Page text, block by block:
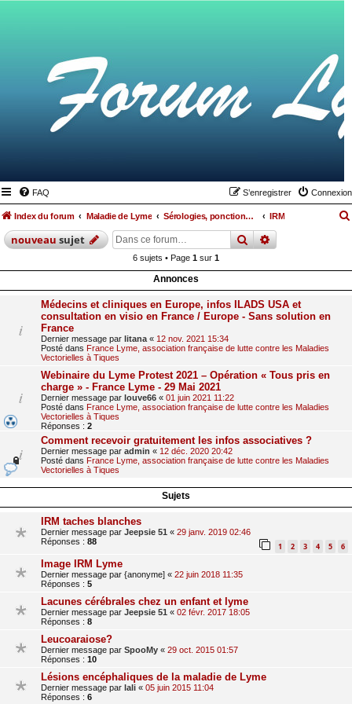
FAQ Connexion
S’enregistrer
Index du forum Maladie de Lyme Sérologies, ponctions lombaires, IRM et autres examens IRM
nouveausujet rechercher
recherche
6 sujets • Page 1 sur 1
Annonces
Médecins et cliniques en Europe, infos ILADS USA et
consultation en visio en France / Europe - Sans solution en
France
Dernier message par litana « 12 nov. 2021 15:34
Posté dans France Lyme, association française de lutte contre les Maladies
Vectorielles à Tiques
Webinaire du Lyme Protest 2021 – Opération « Tous pris en
charge » - France Lyme - 29 Mai 2021
Dernier message par louve66 « 01 juin 2021 11:22
Posté dans France Lyme, association française de lutte contre les Maladies
Vectorielles à Tiques
Réponses : 2
Comment recevoir gratuitement les infos associatives ?
Dernier message par admin « 12 déc. 2020 20:42
Posté dans France Lyme, association française de lutte contre les Maladies
Vectorielles à Tiques
Sujets
IRM taches blanches
Dernier message par Jeepsie 51 « 29 janv. 2019 02:46
Réponses : 88 1 2 3 4 5 6
Image IRM Lyme
Dernier message par {anonyme] « 22 juin 2018 11:35
Réponses : 5
Lacunes cérébrales chez un enfant et lyme
Dernier message par Jeepsie 51 « 02 févr. 2017 18:05
Réponses : 8
Leucoaraiose?
Dernier message par SpooMy « 29 oct. 2015 01:57
Réponses : 10
Lésions encéphaliques de la maladie de Lyme
Dernier message par lali « 05 juin 2015 11:04
Réponses : 6